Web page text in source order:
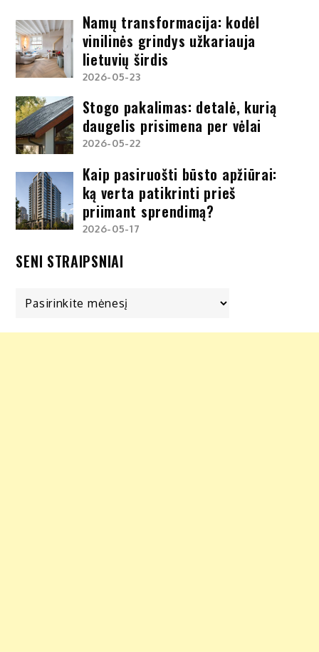
Namų transformacija: kodėl
vinilinės grindys užkariauja
lietuvių širdis
2026-05-23
Stogo pakalimas: detalė, kurią
daugelis prisimena per vėlai
2026-05-22
Kaip pasiruošti būsto apžiūrai:
ką verta patikrinti prieš
priimant sprendimą?
2026-05-17
SENI STRAIPSNIAI